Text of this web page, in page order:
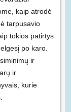
kaip atrodė
tarpusavio
tokios patirtys
po karo.
ir
ir
kurie